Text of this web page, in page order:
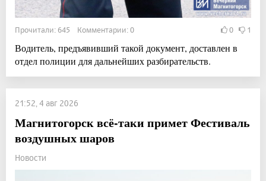
Прочитали: 645 Комментарии: 0 0 1
Водитель, предъявивший такой документ, доставлен в
отдел полиции для дальнейших разбирательств.
21:52, 4 авг 2026
Магнитогорск всё-таки примет Фестиваль
воздушных шаров
Новости